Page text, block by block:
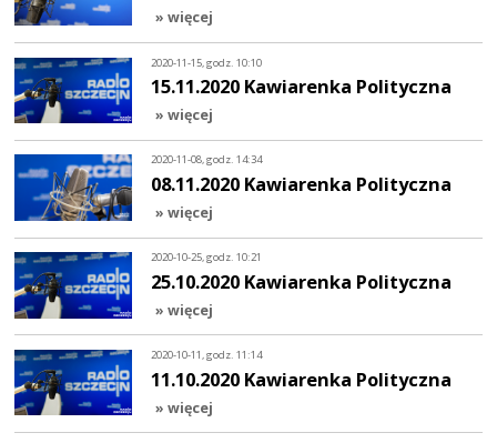
» więcej
2020-11-15, godz. 10:10
15.11.2020 Kawiarenka Polityczna
» więcej
2020-11-08, godz. 14:34
08.11.2020 Kawiarenka Polityczna
» więcej
2020-10-25, godz. 10:21
25.10.2020 Kawiarenka Polityczna
» więcej
2020-10-11, godz. 11:14
11.10.2020 Kawiarenka Polityczna
» więcej